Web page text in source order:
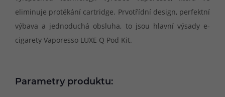
eliminuje protékání cartridge. Prvotřídní design, perfektní
výbava a jednoduchá obsluha, to jsou hlavní výsady e-
cigarety Vaporesso LUXE Q Pod Kit.
Parametry produktu: